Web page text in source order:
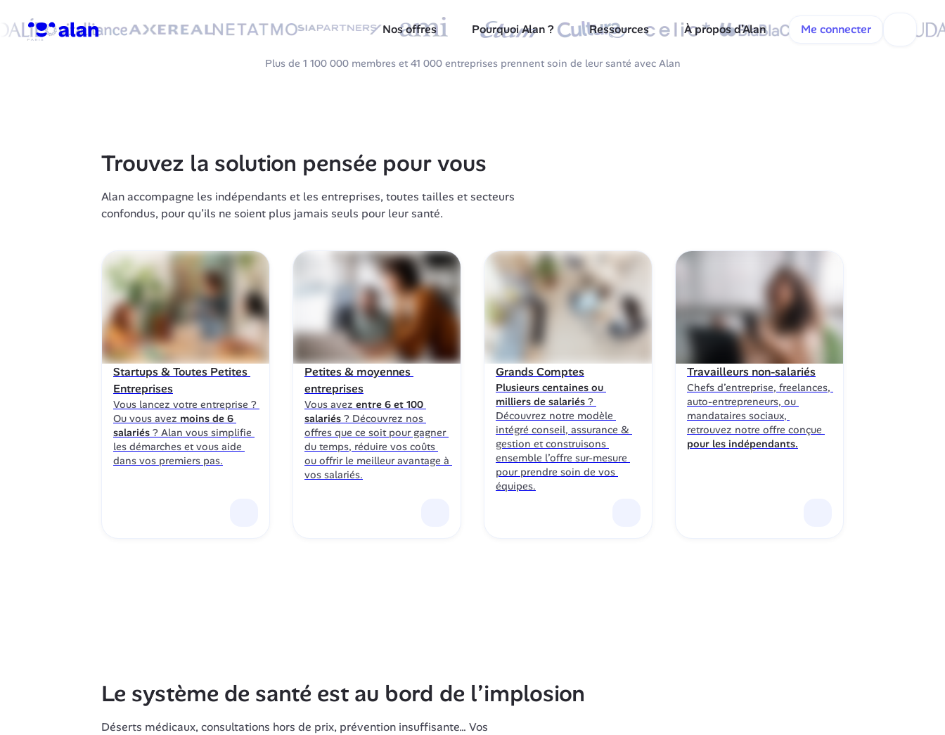
Nos offres Pourquoi Alan ? Ressources À propos d’Alan Me connecter
Mon devis en 2 min Demander une démo
Plus de 1 100 000 membres et 41 000 entreprises prennent soin de leur santé avec Alan
Trouvez la solution pensée pour vous
Alan accompagne les indépendants et les entreprises, toutes tailles et secteurs
confondus, pour qu’ils ne soient plus jamais seuls pour leur santé.
Startups & Toutes Petites
Entreprises
Vous lancez votre entreprise ?
Ou vous avez moins de 6
salariés ? Alan vous simplifie
les démarches et vous aide
dans vos premiers pas.
Petites & moyennes
entreprises
Vous avez entre 6 et 100
salariés ? Découvrez nos
offres que ce soit pour gagner
du temps, réduire vos coûts
ou offrir le meilleur avantage à
vos salariés.
Grands Comptes
Plusieurs centaines ou
milliers de salariés ?
Découvrez notre modèle
intégré conseil, assurance &
gestion et construisons
ensemble l’offre sur-mesure
pour prendre soin de vos
équipes.
Travailleurs non-salariés
Chefs d’entreprise, freelances,
auto-entrepreneurs, ou
mandataires sociaux,
pour les indépendants.
Le système de santé est au bord de l’implosion
Déserts médicaux, consultations hors de prix, prévention insuffisante… Vos